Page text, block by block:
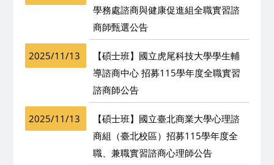
學務處諮商與健康促進組全職實習諮
商師甄選公告
2025/11/13
【碩士班】國立虎尾科技大學學生輔
導諮商中心 招募115學年度全職實習
諮商師公告
2025/11/13
【碩士班】國立臺北商業大學心理諮
商組（臺北校區）招募115學年度全
職、兼職實習諮商心理師公告